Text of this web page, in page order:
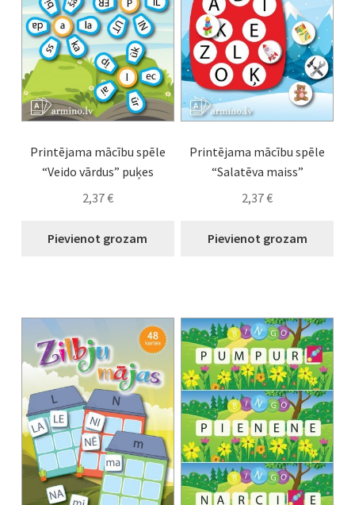
Burtu spēles
Cipari
Gadalaiki
Knaģi
Viesību spēles
Printējama mācību spēle
“Veido vārdus” puķes
2,37€
Pievienot grozam
Printējama mācību spēle
“Salatēva maiss”
2,37€
Pievienot grozam